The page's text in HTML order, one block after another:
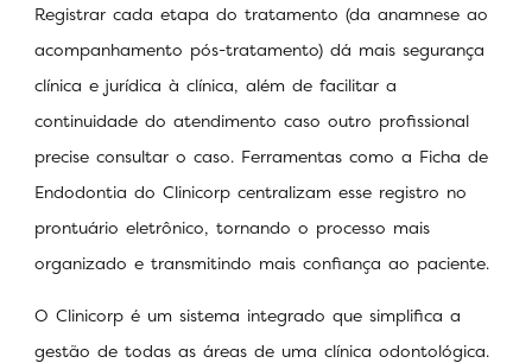
Registrar cada etapa do tratamento (da anamnese ao
acompanhamento pós-tratamento) dá mais segurança
clínica e jurídica à clínica, além de facilitar a
continuidade do atendimento caso outro profissional
precise consultar o caso. Ferramentas como a Ficha de
Endodontia do Clinicorp centralizam esse registro no
prontuário eletrônico, tornando o processo mais
organizado e transmitindo mais confiança ao paciente.
O Clinicorp é um sistema integrado que simplifica a
gestão de todas as áreas de uma clínica odontológica.